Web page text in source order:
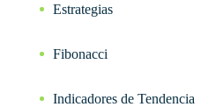
Estrategias
Fibonacci
Indicadores de Tendencia